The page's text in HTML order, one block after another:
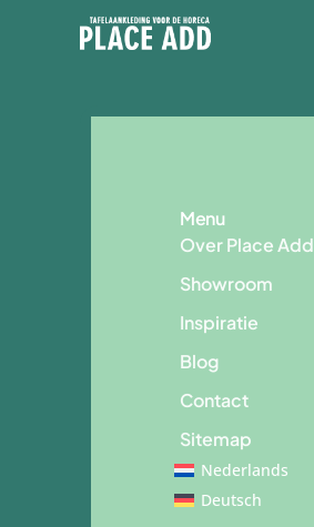
Menu
Over Place Add
Showroom
Inspiratie
Blog
Contact
Sitemap
Nederlands
Deutsch